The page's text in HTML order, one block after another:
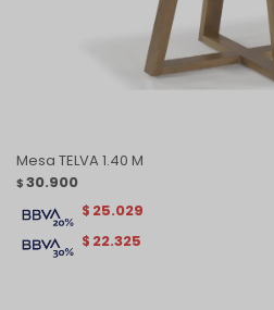
Mesa TELVA 1.40 M
$ 30.900
$ 22.325
$ 25.029